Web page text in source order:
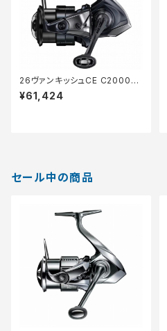
26ヴァンキッシュCE C2000S
HG
¥61,424
セール中の商品